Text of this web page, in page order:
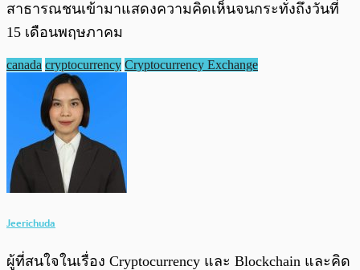
สาธารณชนเข้ามาแสดงความคิดเห็นจนกระทั่งถึงวันที่
15 เดือนพฤษภาคม
canada cryptocurrency Cryptocurrency Exchange
Jeerichuda
ผู้ที่สนใจในเรื่อง Cryptocurrency และ Blockchain และคิด